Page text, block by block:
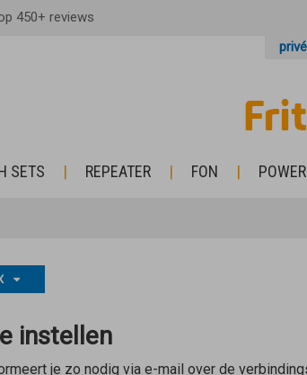
450+ reviews
privé
SETS REPEATER FON
instellen
je zo nodig via e-mail over de